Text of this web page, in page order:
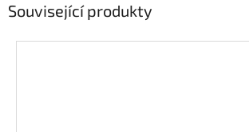
Související produkty